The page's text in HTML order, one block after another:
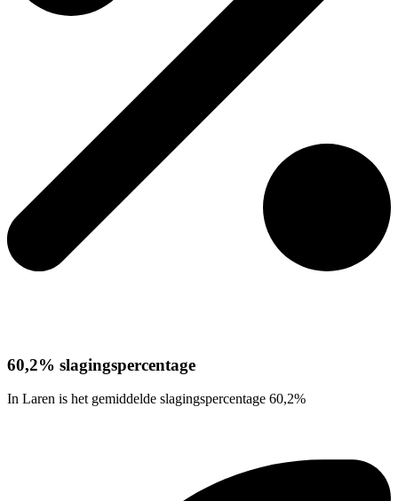
60,2% slagingspercentage
In Laren is het gemiddelde slagingspercentage 60,2%